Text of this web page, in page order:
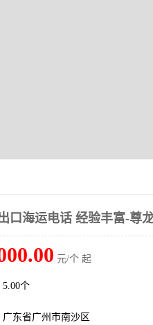
口海运电话 经验丰富-尊
元/个 起
5.00个
广东省广州市南沙区